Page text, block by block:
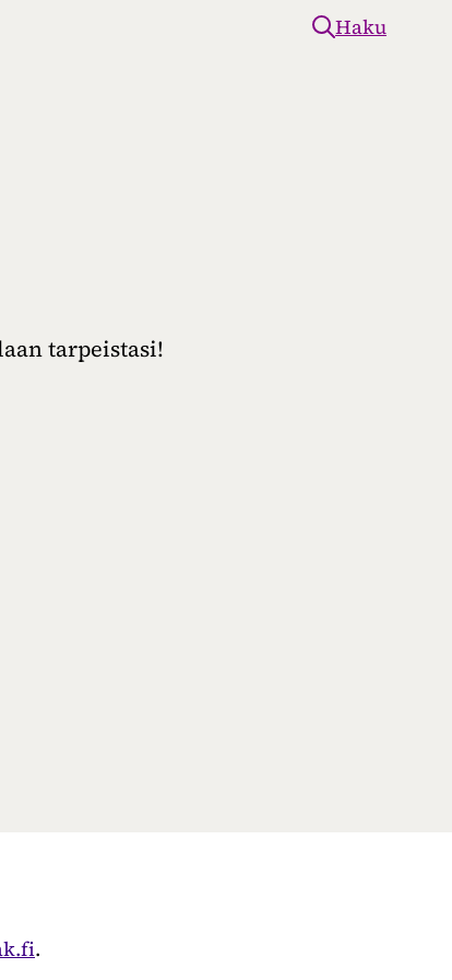
Haku
tar­peis­ta­si!
.